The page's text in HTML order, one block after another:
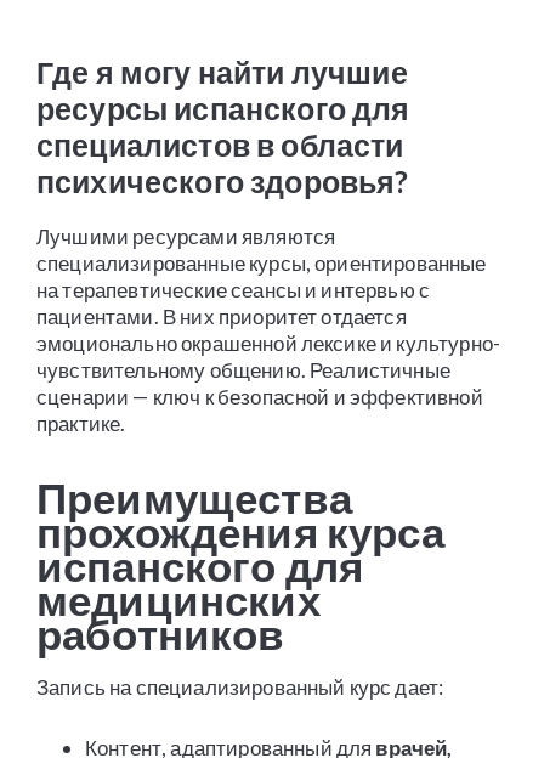
Где я могу найти лучшие
ресурсы испанского для
специалистов в области
психического здоровья?
Лучшими ресурсами являются
специализированные курсы, ориентированные
на терапевтические сеансы и интервью с
пациентами. В них приоритет отдается
эмоционально окрашенной лексике и культурно-
чувствительному общению. Реалистичные
сценарии — ключ к безопасной и эффективной
практике.
Преимущества
прохождения курса
испанского для
медицинских
работников
Запись на специализированный курс дает:
Контент, адаптированный для врачей,